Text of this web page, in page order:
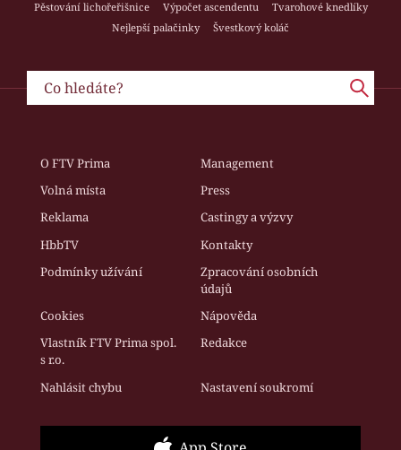
Pěstování lichořeřišnice
Výpočet ascendentu
Tvarohové knedlíky
Nejlepší palačinky
Švestkový koláč
O FTV Prima
Management
Volná místa
Press
Reklama
Castingy a výzvy
HbbTV
Kontakty
Podmínky užívání
Zpracování osobních
údajů
Cookies
Nápověda
Vlastník FTV Prima spol.
s r.o.
Redakce
Nahlásit chybu Nastavení soukromí